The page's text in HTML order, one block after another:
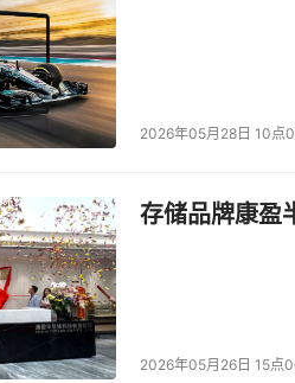
新，正在重新定义智能终端设备
手机、个人电脑、智能穿戴设备
发展的关键期，伴随着AI创新产
2026年05月28日 10点
存储品牌康盈
2026年05月26日 15点